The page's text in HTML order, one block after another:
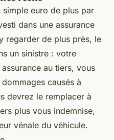
simple euro de plus par
dans une assurance
regarder de plus près, le
un sinistre : votre
au tiers, vous
causés à
devrez le remplacer à
plus vous indemnise,
vénale du véhicule.